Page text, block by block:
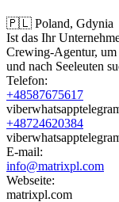
🇵🇱 Poland, Gdynia
Ist das Ihr
Crewing-Agentur, um
und nach Seeleuten
Telefon:
+48587675617
viberwhatsapp
+48724620384
viberwhatsapp
E-mail:
info@matrixpl.com
Webseite:
matrixpl.com